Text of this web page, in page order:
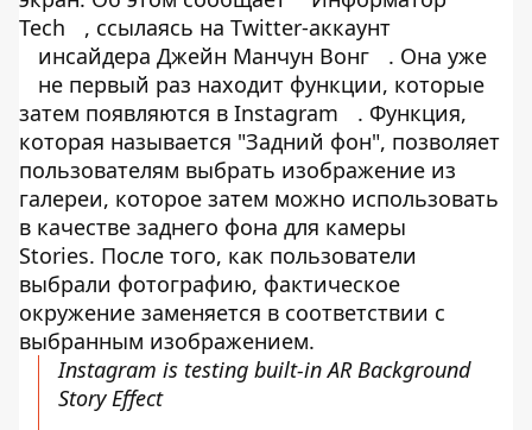
Tech
, ссылаясь на Twitter-аккаунт
инсайдера Джейн Манчун Вонг
. Она уже
не первый раз находит функции, которые
затем появляются в Instagram
. Функция,
которая называется "Задний фон", позволяет
пользователям выбрать изображение из
галереи, которое затем можно использовать
в качестве заднего фона для камеры
Stories. После того, как пользователи
выбрали фотографию, фактическое
окружение заменяется в соответствии с
выбранным изображением.
Instagram is testing built-in AR Background
Story Effect